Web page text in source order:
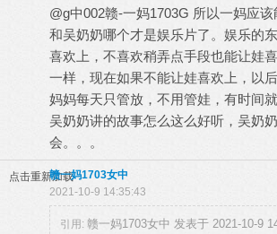
@g中002赣-一妈1703G 所以一妈应
和吴奶奶哪个才是娱乐片了。娱乐的
喜欢上，不喜欢稍弄点手段也能让娃
一样，现在如果不能让娃喜欢上，以
妈妈每天只管放，不用管娃，有时间
吴奶奶讲的故事怎么这么好听，吴奶
会。。。
点击重新加载赣一妈1703女中
2021-10-9 14:35:43
引用: 赣一妈1703女中 发表于 2021-10-9